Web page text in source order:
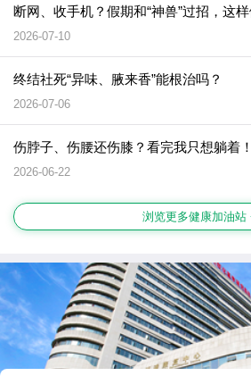
断网、收手机？假期和“神兽”过招，这
2026-07-10
终结社死“异味、腋来香”能根治吗？
2026-07-06
伤脖子、伤腰还伤膝？看完我只想躺着！
2026-06-22
浏览更多健康加油站